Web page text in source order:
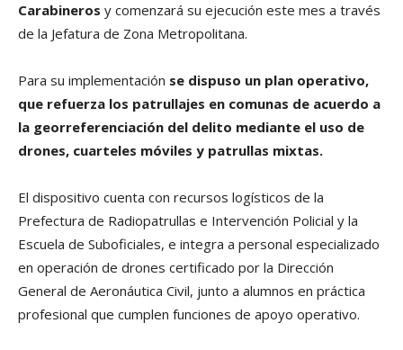
Carabineros y comenzará su ejecución este mes a través
de la Jefatura de Zona Metropolitana.
Para su implementación se dispuso un plan operativo,
que refuerza los patrullajes en comunas de acuerdo a
la georreferenciación del delito mediante el uso de
drones, cuarteles móviles y patrullas mixtas.
El dispositivo cuenta con recursos logísticos de la
Prefectura de Radiopatrullas e Intervención Policial y la
Escuela de Suboficiales, e integra a personal especializado
en operación de drones certificado por la Dirección
General de Aeronáutica Civil, junto a alumnos en práctica
profesional que cumplen funciones de apoyo operativo.